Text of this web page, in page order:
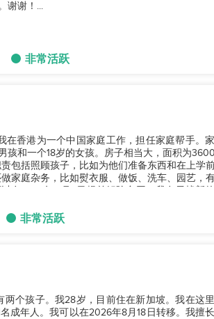
谢谢！...
非常活跃
香港为一个中国家庭工作，担任家庭帮手。
和一个18岁的女孩。房子相当大，面积为
包括照顾孩子，比如为他们准备东西和在上学
家庭杂务，比如熨衣服、做饭、洗车、园艺，有
非常活跃
个孩子。我28岁，目前住在新加坡。我在这
成年人。我可以在2026年8月18日转移。我擅